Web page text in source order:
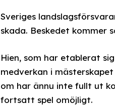
Sveriges
skada. Beskedet kommer
Hien, som har etablerat
medverkan i
om har ännu inte fullt ut
fortsatt spel omöjligt.